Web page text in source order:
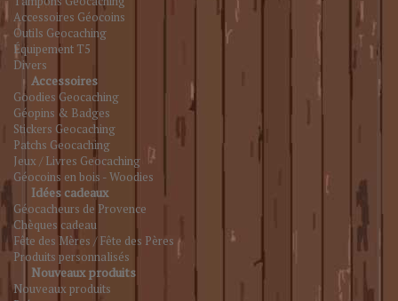
Accessoires Géocoins
Outils Geocaching
Équipement T5
Divers
Accessoires
Goodies Geocaching
Géopins & Badges
Stickers Geocaching
Patchs Geocaching
Jeux / Livres Geocaching
Géocoins en bois - Woodies
Idées cadeaux
Géocacheurs de Provence
Chèques cadeau
Fête des Mères / Fête des Pères
Produits personnalisés
Nouveaux produits
Nouveaux produits